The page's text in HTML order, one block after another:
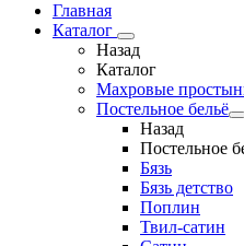
Главная
Каталог
Назад
Каталог
Махровые
Постельное бельё
Назад
Постельное
Бязь
Бязь детство
Поплин
Твил-сатин